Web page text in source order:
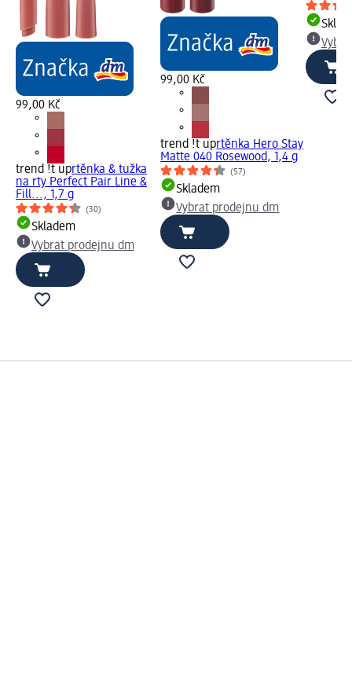
99,00 Kč
trend !t uprtěnka & tužka
na rty Perfect Pair Line &
Fill..., 1,7 g
(30)
Skladem
Vybrat prodejnu dm
99,00 Kč
trend !t uprtěnka Hero Stay
Matte 040 Rosewood, 1,4 g
(57)
Skladem
Vybrat prodejnu dm